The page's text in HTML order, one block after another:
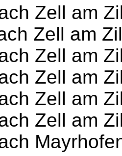
Zell am
Zell am
Zell am
Zell am
Zell am
Zell am